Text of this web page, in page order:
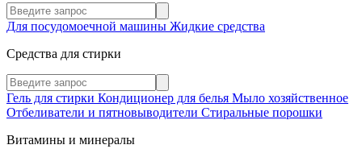
Для посудомоечной машины Жидкие средства
Средства для стирки
Гель для стирки Кондиционер для белья Мыло хозяйственное
Отбеливатели и пятновыводители Стиральные порошки
Витамины и минералы